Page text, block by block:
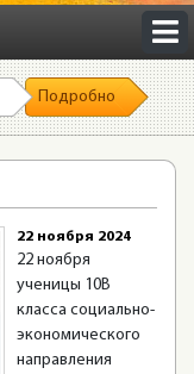
Подробно
22 ноября 2024
22 ноября
ученицы 10В
класса социально-
экономического
направления